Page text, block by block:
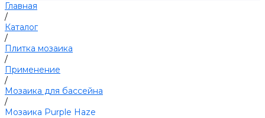
Главная
/
Каталог
/
Плитка мозаика
/
Применение
/
Мозаика для бассейна
/
Мозаика Purple Haze